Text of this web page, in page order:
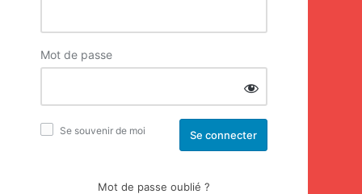
Mot de passe
Se souvenir de moi
Mot de passe oublié ?